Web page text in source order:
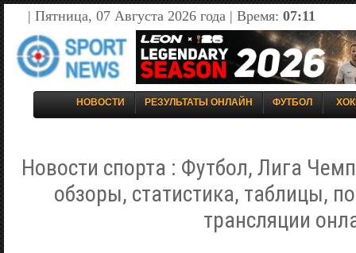
| Пятница, 07 Августа 2026 года | Время: 07:11
НОВОСТИ РЕЗУЛЬТАТЫ ОНЛАЙН ФУТБОЛ
Новости спорта : Футбол, Лига
обзоры, статистика, таблицы,
трансляции